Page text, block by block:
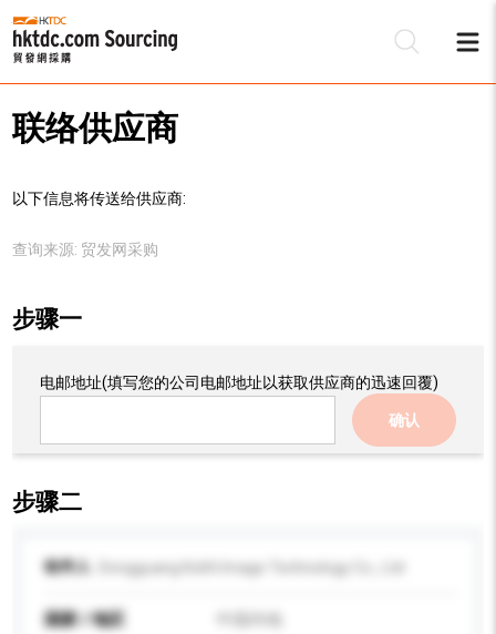
联络供应商
以下信息将传送给供应商:
查询来源: 贸发网采购
步骤一
电邮地址(填写您的公司电邮地址以获取供应商的迅速回覆)
确认
步骤二
收件人 Dongguang Kolitt Image Technology Co., Ltd
国家 / 地区